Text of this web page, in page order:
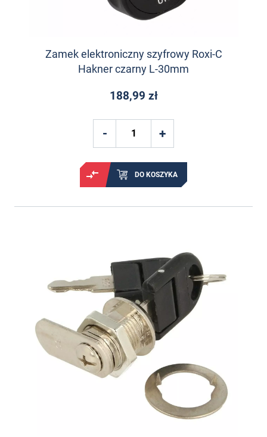
Zamek elektroniczny szyfrowy Roxi-C
Hakner czarny L-30mm
188,99 zł
DO KOSZYKA